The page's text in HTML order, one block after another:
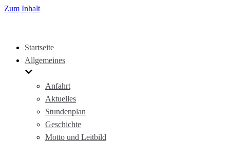
Zum Inhalt
Startseite
Allgemeines
Anfahrt
Aktuelles
Stundenplan
Geschichte
Motto und Leitbild